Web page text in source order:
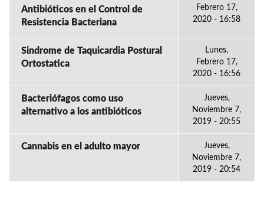
Antibióticos en el Control de
Resistencia Bacteriana
Febrero 17,
2020 - 16:58
Sindrome de Taquicardia Postural
Ortostatica
Lunes,
Febrero 17,
2020 - 16:56
Bacteriófagos como uso
alternativo a los antibióticos
Jueves,
Noviembre 7,
2019 - 20:55
Cannabis en el adulto mayor
Jueves,
Noviembre 7,
2019 - 20:54